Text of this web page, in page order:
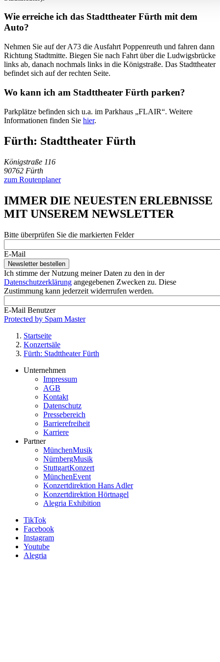
Wie erreiche ich das Stadttheater Fürth mit dem
Auto?
Nehmen Sie auf der A73 die Ausfahrt Poppenreuth und fahren dann
Richtung Stadtmitte. Biegen Sie nach Fahrt über die Ludwigsbrücke
links ab, danach nochmals links in die Königstraße. Das Stadttheater
befindet sich auf der rechten Seite.
Wo kann ich am Stadttheater Fürth parken?
Parkplätze befinden sich u.a. im Parkhaus „FLAIR“. Weitere
Informationen finden Sie hier.
Fürth: Stadttheater Fürth
Königstraße 116
90762 Fürth
zum Routenplaner
IMMER DIE NEUESTEN ERLEBNISSE
MIT UNSEREM NEWSLETTER
Bitte überprüfen Sie die markierten Felder
E-Mail
Ich stimme der Nutzung meiner Daten zu den in der
Datenschutzerklärung angegebenen Zwecken zu. Diese
Zustimmung kann jederzeit widerrrufen werden.
E-Mail Benutzer
Protected by Spam Master
Pfadnavigation
Startseite
Konzertsäle
Fürth: Stadttheater Fürth
Footer
Service-
Alegria
Unternehmen
Impressum
AGB
Kontakt
Datenschutz
Pressebereich
Barrierefreiheit
Karriere
Partner
MünchenMusik
NürnbergMusik
StuttgartKonzert
MünchenEvent
Konzertdirektion Hans Adler
Konzertdirektion Hörtnagel
Alegria Exhibition
TikTok
Facebook
Instagram
Youtube
Alegria